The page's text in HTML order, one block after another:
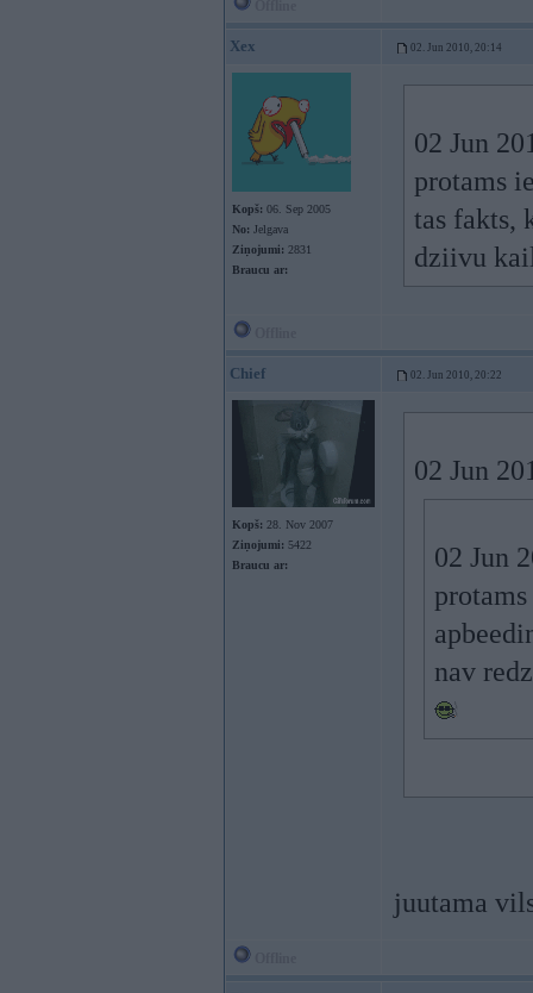
Xex 02. Jun 2010, 20:14
Kopš: 06. Sep 2005
No: Jelgava
Ziņojumi: 2831
Braucu ar:
02 Jun
protams
tas fakts,
dziivu
Chief 02. Jun 2010, 20:22
Kopš: 28. Nov 2007
Ziņojumi: 5422
Braucu ar:
02 Jun
02 Jun
nav
juutama